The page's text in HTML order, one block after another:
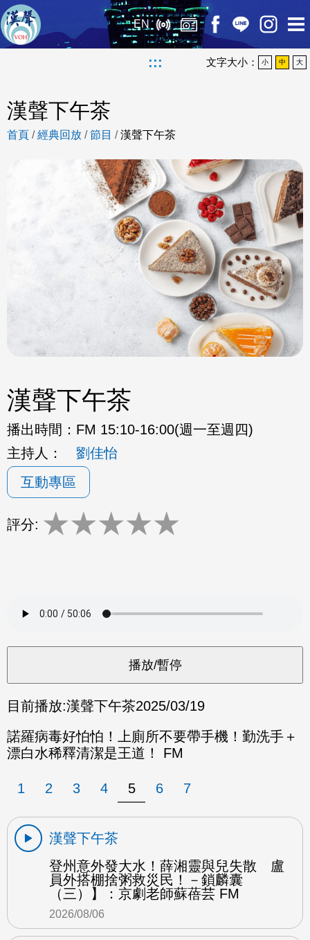
EN
::: 文字大小： 小 中 大
漢聲下午茶
首頁 /經典回放 /節目 /漢聲下午茶
漢聲下午茶
播出時間： FM 15:10-16:00(週一至週四)
主持人：
劉佳怡
互動專區
評分: ★★★★★
目前播放:漢聲下午茶2025/03/19
諾羅病毒好怕怕！上廁所不要帶手機！勤洗手＋
漂白水稀釋清潔是王道！ FM
1 2 3 4 5 6 7
漢聲下午茶
登州意外發大水！薛湘靈與兒失散 盧
員外搭棚捨粥救災民！－鎖麟囊
（三）】：京劇老師蘇蓓芸 FM
2026/08/06